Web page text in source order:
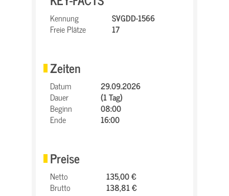
Kennung
SVGDD-1566
Freie Plätze
17
Zeiten
Datum
29.09.2026
Dauer
(1 Tag)
Beginn
08:00
Ende
16:00
Preise
Netto
135,00 €
Brutto
138,81 €